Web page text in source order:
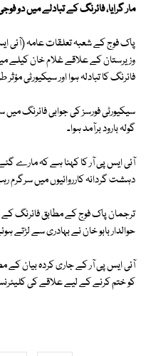
مار گرایا، فائرنگ کے تبادلے میں دو
وزیرستان کے علاقے غلام خان کیلے
فائرنگ کا تبادلہ ہوا اور سیکیورٹی
سیکیورٹی فورسز کی جوابی فائرنگ
گولہ بارود برآمد ہوا۔
آئی ایس پی آر کا کہنا ہے کہ مارے
دہشت گردانہ کارروائیوں میں سرگرم
ترجمان پاک فوج کے مطابق فائرنگ کے
حوالدار بابو خان نے بہادری سے لڑتے
آئی ایس پی آر کے جاری کردہ بیان
کو ختم کرنے کے لیے علاقے کی